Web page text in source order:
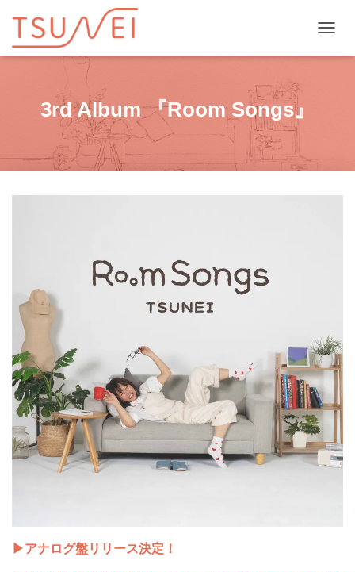
3rd Album 『Room Songs』
▶︎アナログ盤リリース決定！